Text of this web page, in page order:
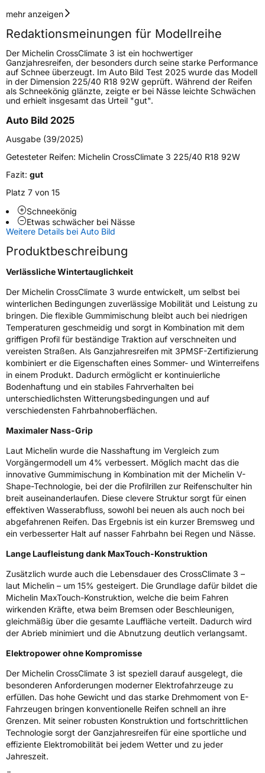
Geschwindigkeitsindex
Höchstgeschwindigkeit
300 km/h
Lastindex94
Höchstlast670 kg
Gewicht (in kg)8,971 kg
FahrzeugtypPKW
Verwendung
Modellname
Fahrzeugart PKW & SUV
ZustandNeureifen
M+S
VerstärktXL
ElektroJa
EU Label
EffizienzC
NasshaftungB
Rollgeräusch (Klasse)B
Rollgeräusch (dB)72
Fahrzeugklasse C1
3PMSF / Schneeflockensymbol / Alpine-SymbolJa
EPREL ID2321429
Allgemeine Produktsicherheit (GPSR)
HerstellerkontaktMANUFACTURE FRANCAISE DES
Carmes-Déchaux 23 63000 Clermont-
mehr anzeigen
Redaktionsmeinungen für Modellreihe
Der Michelin CrossClimate 3 ist ein hochwertiger
Ganzjahresreifen, der besonders durch seine starke Performance
auf Schnee überzeugt. Im Auto Bild Test 2025 wurde das Modell
in der Dimension 225/40 R18 92W geprüft. Während der Reifen
als Schneekönig glänzte, zeigte er bei Nässe leichte Schwächen
und erhielt insgesamt das Urteil "gut".
Auto Bild 2025
Ausgabe (39/2025)
Getesteter Reifen: Michelin CrossClimate 3 225/40 R18 92W
Fazit: gut
Platz 7 von 15
Schneekönig
Etwas schwächer bei Nässe
Weitere Details bei Auto Bild
Produktbeschreibung
Verlässliche Wintertauglichkeit
Der Michelin CrossClimate 3 wurde entwickelt, um selbst bei
winterlichen Bedingungen zuverlässige Mobilität und Leistung zu
bringen. Die flexible Gummimischung bleibt auch bei niedrigen
Temperaturen geschmeidig und sorgt in Kombination mit dem
griffigen Profil für beständige Traktion auf verschneiten und
vereisten Straßen. Als Ganzjahresreifen mit 3PMSF-Zertifizierung
kombiniert er die Eigenschaften eines Sommer- und Winterreifens
in einem Produkt. Dadurch ermöglicht er kontinuierliche
Bodenhaftung und ein stabiles Fahrverhalten bei
unterschiedlichsten Witterungsbedingungen und auf
verschiedensten Fahrbahnoberflächen.
Maximaler Nass-Grip
Laut Michelin wurde die Nasshaftung im Vergleich zum
Vorgängermodell um 4% verbessert. Möglich macht das die
innovative Gummimischung in Kombination mit der Michelin V-
Shape-Technologie, bei der die Profilrillen zur Reifenschulter hin
breit auseinanderlaufen. Diese clevere Struktur sorgt für einen
effektiven Wasserabfluss, sowohl bei neuen als auch noch bei
abgefahrenen Reifen. Das Ergebnis ist ein kurzer Bremsweg und
ein verbesserter Halt auf nasser Fahrbahn bei Regen und Nässe.
Lange Laufleistung dank MaxTouch-Konstruktion
Zusätzlich wurde auch die Lebensdauer des CrossClimate 3 –
laut Michelin – um 15% gesteigert. Die Grundlage dafür bildet die
Michelin MaxTouch-Konstruktion, welche die beim Fahren
wirkenden Kräfte, etwa beim Bremsen oder Beschleunigen,
gleichmäßig über die gesamte Lauffläche verteilt. Dadurch wird
der Abrieb minimiert und die Abnutzung deutlich verlangsamt.
Elektropower ohne Kompromisse
Der Michelin CrossClimate 3 ist speziell darauf ausgelegt, die
besonderen Anforderungen moderner Elektrofahrzeuge zu
erfüllen. Das hohe Gewicht und das starke Drehmoment von E-
Fahrzeugen bringen konventionelle Reifen schnell an ihre
Grenzen. Mit seiner robusten Konstruktion und fortschrittlichen
Technologie sorgt der Ganzjahresreifen für eine sportliche und
effiziente Elektromobilität bei jedem Wetter und zu jeder
Jahreszeit.